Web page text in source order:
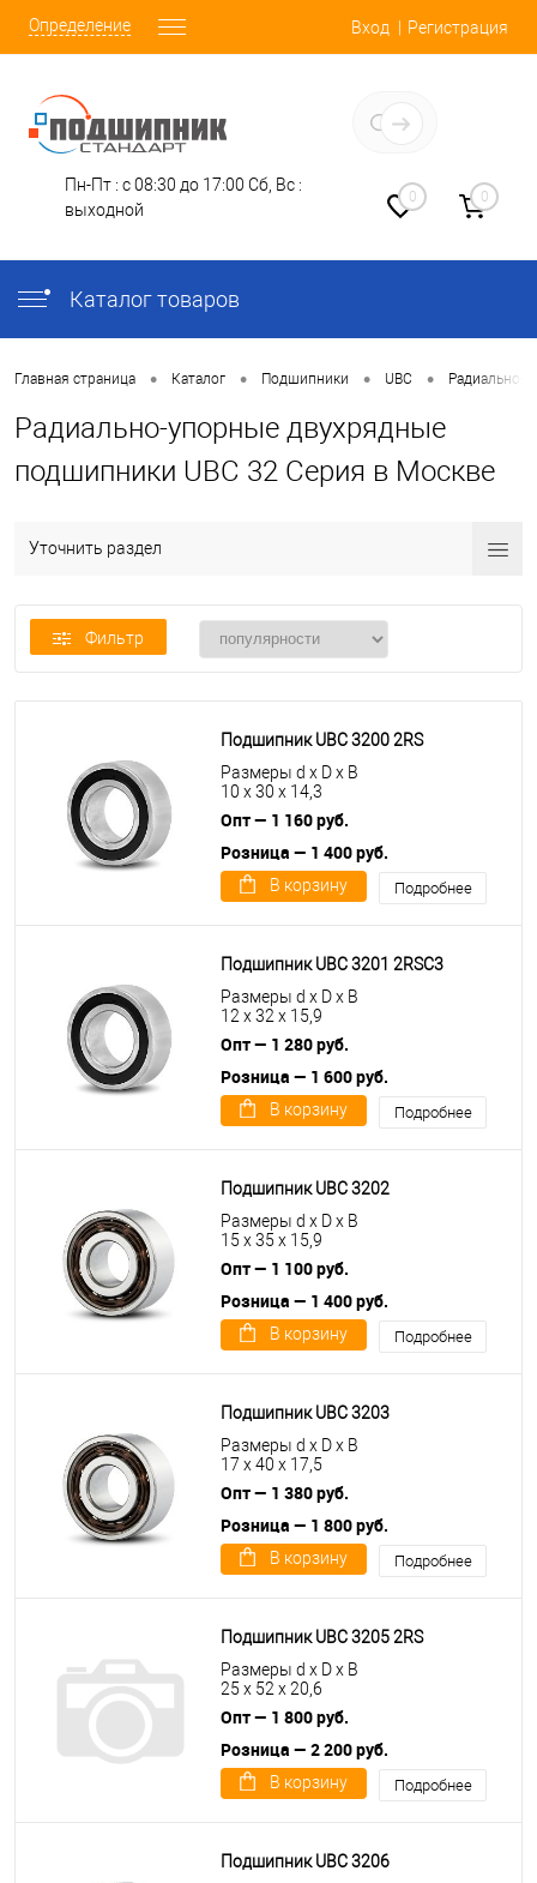
Определение Вход Регистрация
Пн-Пт : с 08:30 до 17:00 Сб, Вс :
выходной
0 0
Каталог товаров
Главная страница • Каталог • Подшипники • UBC • Радиально-
Радиально-упорные двухрядные
подшипники UBC 32 Серия в Москве
Уточнить раздел
Фильтр
Подшипник UBC 3200 2RS
Размеры d x D x B
10 x 30 x 14,3
Опт — 1 160 руб.
Розница — 1 400 руб.
В корзину Подробнее
Подшипник UBC 3201 2RSС3
Размеры d x D x B
12 x 32 x 15,9
Опт — 1 280 руб.
Розница — 1 600 руб.
В корзину Подробнее
Подшипник UBC 3202
Размеры d x D x B
15 x 35 x 15,9
Опт — 1 100 руб.
Розница — 1 400 руб.
В корзину Подробнее
Подшипник UBC 3203
Размеры d x D x B
17 x 40 x 17,5
Опт — 1 380 руб.
Розница — 1 800 руб.
В корзину Подробнее
Подшипник UBC 3205 2RS
Размеры d x D x B
25 x 52 x 20,6
Опт — 1 800 руб.
Розница — 2 200 руб.
В корзину Подробнее
Подшипник UBC 3206